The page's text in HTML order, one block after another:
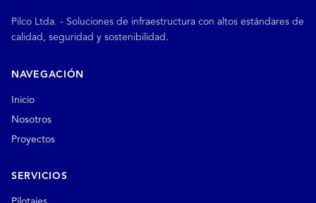
Pilco Ltda. - Soluciones de infraestructura con altos estándares de
calidad, seguridad y sostenibilidad.
NAVEGACIÓN
Inicio
Nosotros
Proyectos
SERVICIOS